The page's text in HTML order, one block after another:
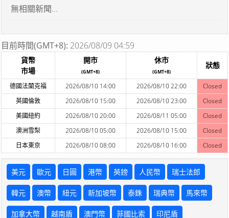
無相關新聞...
目前時間(GMT+8): 2026/08/09 04:59
貨幣
市場
開市
(GMT+8)
休市
(GMT+8)
狀態
德國法蘭克福 2026/08/10 14:00 2026/08/10 22:00
Closed
英國倫敦
2026/08/10 15:00 2026/08/10 23:00
Closed
美國紐約
2026/08/10 20:00 2026/08/11 05:00
Closed
澳洲雪梨
2026/08/10 05:00 2026/08/10 15:00
Closed
日本東京
2026/08/10 08:00 2026/08/10 16:00 Closed
美元 歐元 日圓 港幣 英鎊 人民幣 瑞士法郎
韓元 澳幣 紐元 新加坡幣 泰銖 瑞典幣 馬來幣
加拿大幣 越南盾 澳門幣 菲國比索 印尼盾